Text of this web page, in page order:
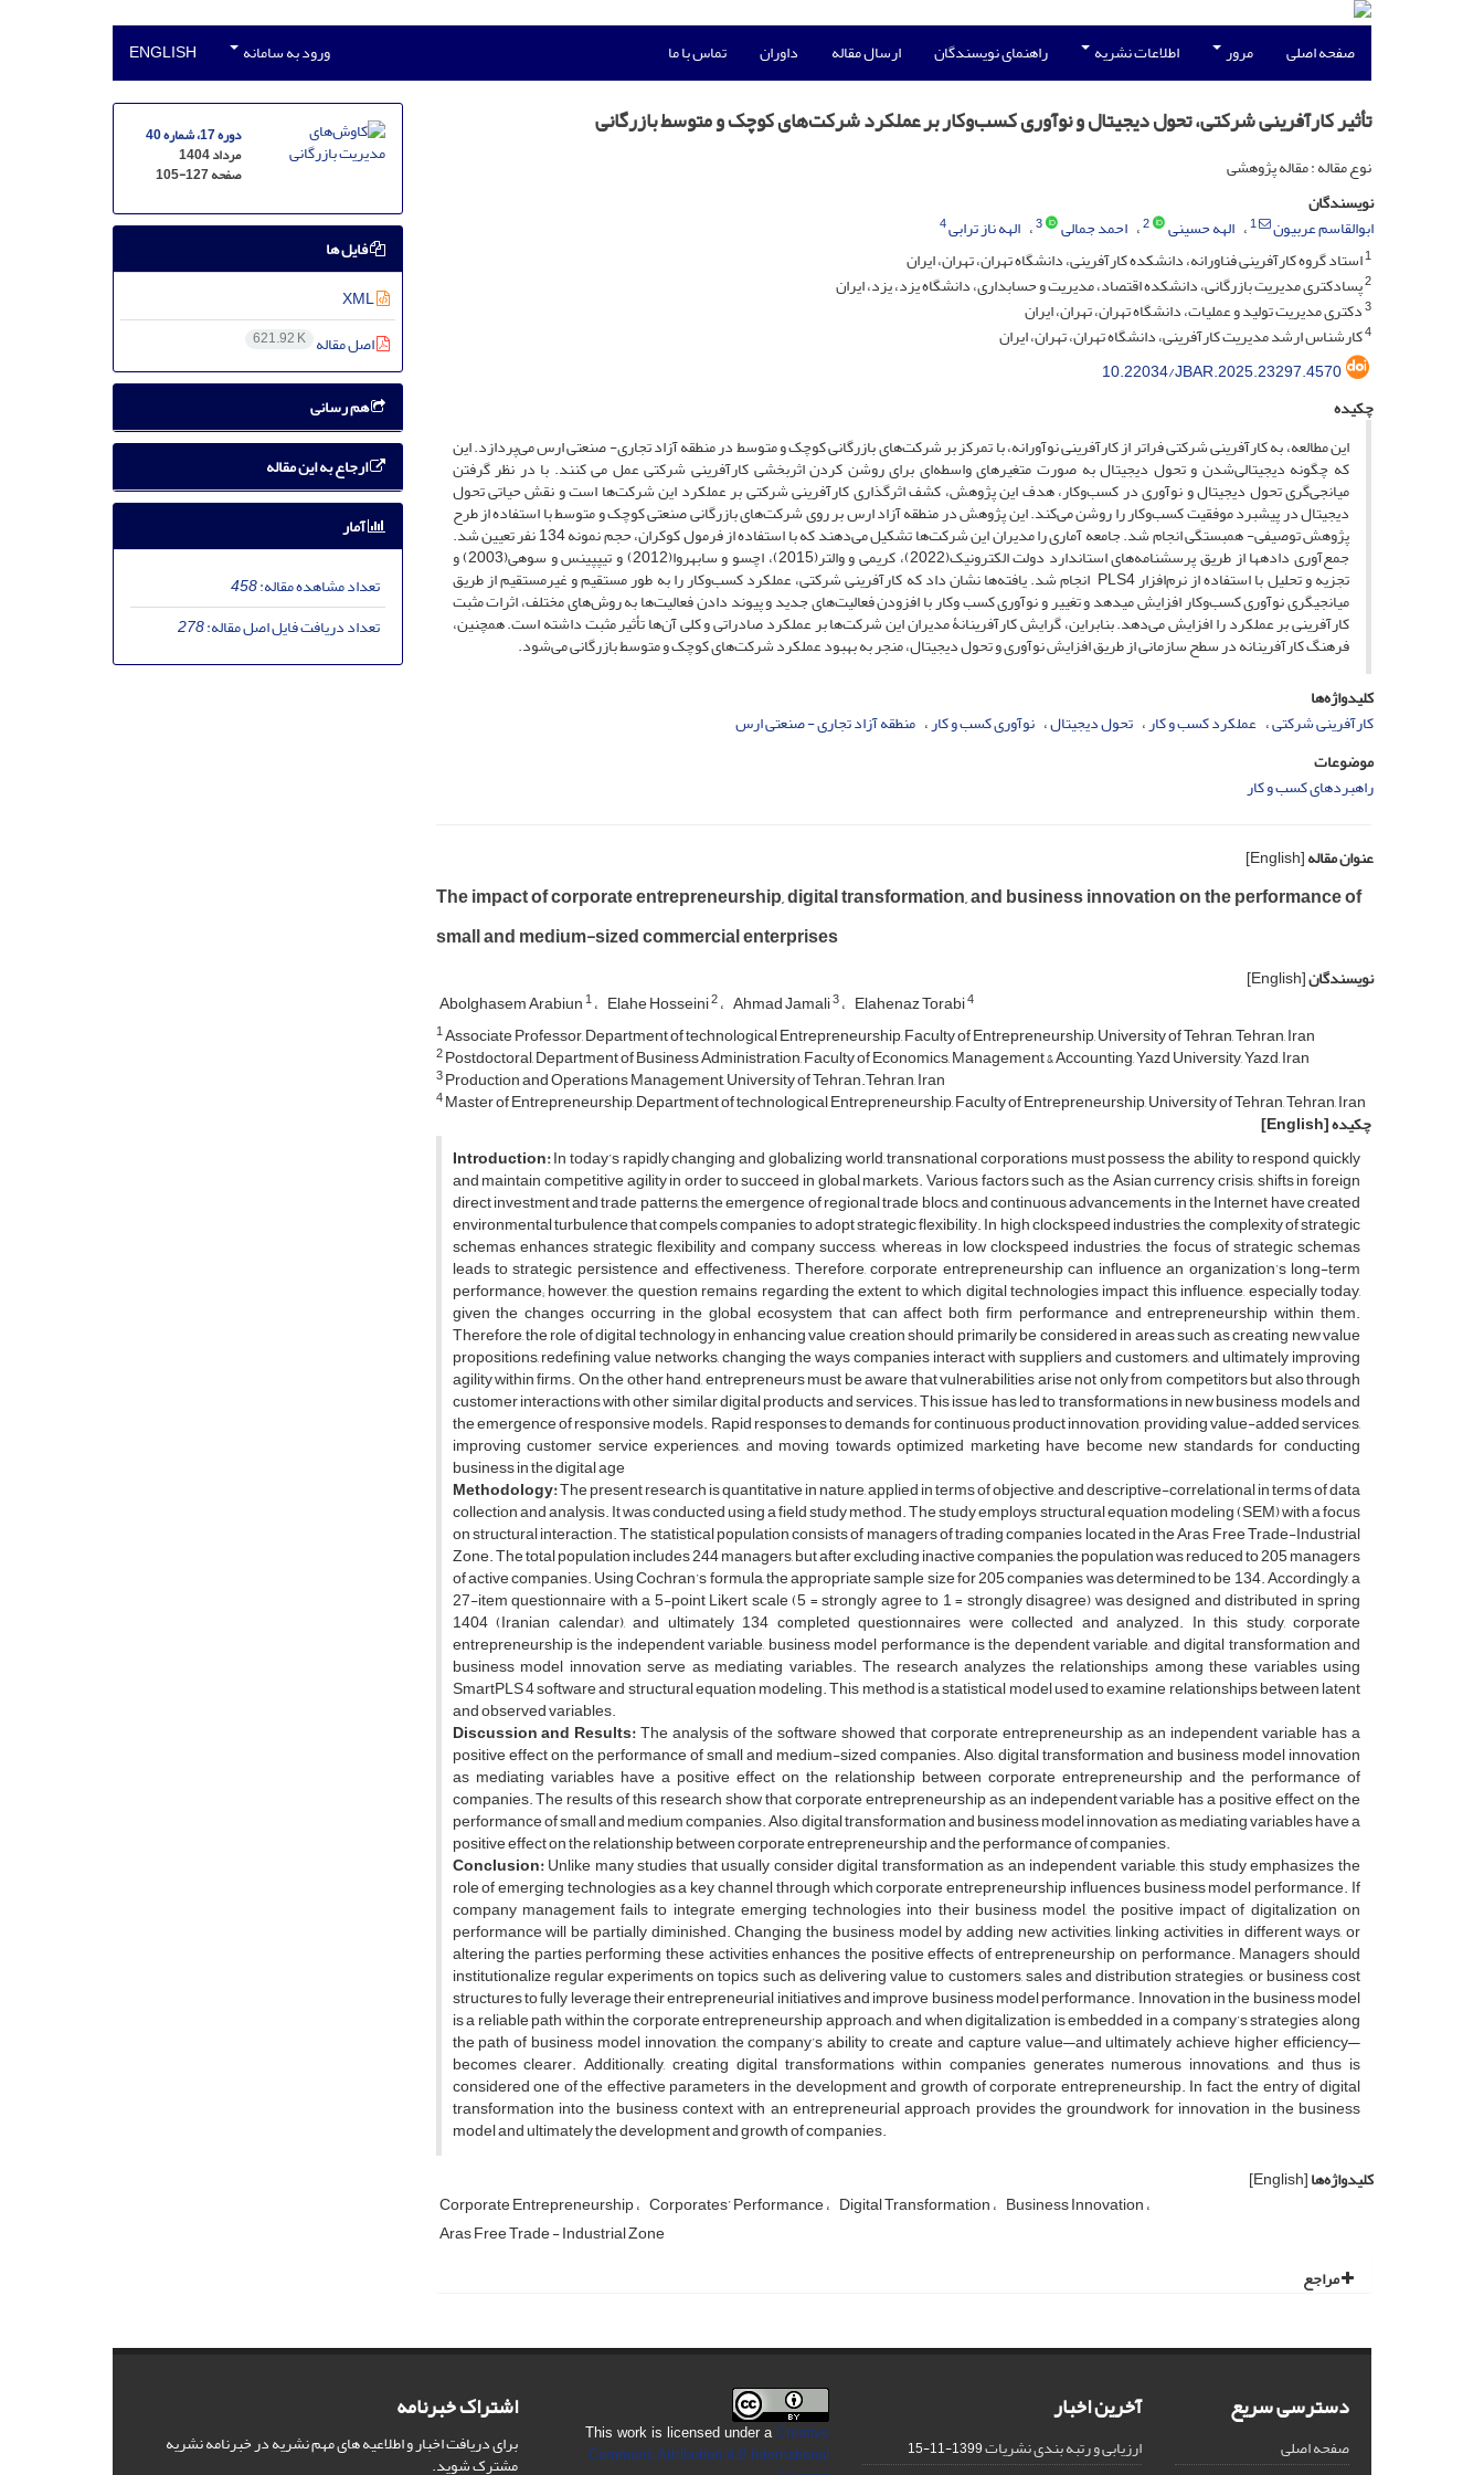
صفحه اصلی مرور اطلاعات نشریه راهنمای نویسندگان ارسال مقاله داوران تماس با ما ورود به سامانه ENGLISH
تأثیر کارآفرینی شرکتی، تحول دیجیتال و نوآوری کسب‌وکار بر عملکرد شرکت‌های کوچک و متوسط بازرگانی
نوع مقاله : مقاله پژوهشی
نویسندگان
ابوالقاسم عربیون
1 الهه حسینی 2 احمد جمالی 3 الهه ناز ترابی4
1استاد گروه کارآفرینی فناورانه، دانشکده کارآفرینی، دانشگاه تهران، تهران، ایران
2پسادکتری مدیریت بازرگانی، دانشکده اقتصاد، مدیریت و حسابداری، دانشگاه یزد، یزد، ایران
3دکتری مدیریت تولید و عملیات، دانشگاه تهران، تهران، ایران
4کارشناس ارشد مدیریت کارآفرینی، دانشگاه تهران، تهران، ایران
10.22034/JBAR.2025.23297.4570
چکیده
این مطالعه، به کارآفرینی شرکتی فراتر از کارآفرینی نوآورانه، با تمرکز بر شرکت‌های بازرگانی کوچک و متوسط ​​در منطقه آزاد تجاری- صنعتی ارس می‌پردازد. این
که چگونه دیجیتالی‌شدن و تحول دیجیتال به صورت متغیرهای واسطه‌ای برای روشن کردن اثربخشی کارآفرینی شرکتی عمل می کنند. با در نظر گرفتن
میانجی‌گری تحول دیجیتال و نوآوری در کسب‌وکار، هدف این پژوهش، کشف اثرگذاری کارآفرینی شرکتی بر عملکرد این شرکت‌ها است و نقش حیاتی تحول
دیجیتال در پیشبرد موفقیت کسب‌وکار را روشن می‌کند. این پژوهش در منطقه آزاد ارس بر روی شرکت‌های بازرگانی صنعتی کوچک و متوسط ​​با استفاده از طرح
پژوهش توصیفی- همبستگی انجام شد. جامعه آماری را مدیران این شرکت‌ها تشکیل می‌دهند که با استفاده از فرمول کوکران، حجم نمونه 134 نفر تعیین شد.
جمع‌آوری‌ دادهها از طریق پرسشنامه­‌های استاندارد دولت الکترونیک(2022)، کریمی و والتر(2015)، اچسو و سابهروا(2012) و تیپپینس و سوهی(2003) و
تجزیه و تحلیل با استفاده از نرم‌افزار PLS4 انجام شد. یافته‌ها نشان داد که کارآفرینی شرکتی، عملکرد کسب‌وکار را به طور مستقیم و غیرمستقیم از طریق
میانجی­گری نوآوری کسب‌وکار افزایش می­دهد و تغییر و نوآوری کسب ­و­کار با افزودن فعالیت‌های جدید و پیوند دادن فعالیت‌ها به روش‌های مختلف، اثرات مثبت
کارآفرینی بر عملکرد را افزایش می‌دهد. بنابراین، گرایش کارآفرینانۀ مدیران این شرکت‌ها بر عملکرد صادراتی و کلی آن‌ها تأثیر مثبت داشته است. همچنین،
فرهنگ کارآفرینانه در سطح سازمانی از طریق افزایش نوآوری و تحول دیجیتال، منجر به بهبود عملکرد شرکت‌های کوچک و متوسط بازرگانی می‌شود.
کلیدواژه‌ها
کارآفرینی شرکتی عملکرد کسب و کار تحول دیجیتال نوآوری کسب و کار منطقه آزاد تجاری - صنعتی ارس
موضوعات
راهبردهای کسب و کار
عنوان مقاله[English]
The impact of corporate entrepreneurship, digital transformation, and business innovation on the performance of
small and medium-sized commercial enterprises
نویسندگان[English]
Abolghasem Arabiun1 Elahe Hosseini2 Ahmad Jamali3 Elahenaz Torabi4
1Associate Professor, Department of technological Entrepreneurship, Faculty of Entrepreneurship, University of Tehran, Tehran, Iran
2Postdoctoral, Department of Business Administration, Faculty of Economics, Management & Accounting, Yazd University, Yazd, Iran
3Production and Operations Management, University of Tehran.Tehran, Iran
4Master of Entrepreneurship, Department of technological Entrepreneurship, Faculty of Entrepreneurship, University of Tehran, Tehran, Iran
چکیده[English]
Introduction:In today’s rapidly changing and globalizing world, transnational corporations must possess the ability to respond quickly
and maintain competitive agility in order to succeed in global markets. Various factors such as the Asian currency crisis, shifts in foreign
direct investment and trade patterns, the emergence of regional trade blocs, and continuous advancements in the Internet have created
environmental turbulence that compels companies to adopt strategic flexibility. In high clockspeed industries, the complexity of strategic
schemas enhances strategic flexibility and company success, whereas in low clockspeed industries, the focus of strategic schemas
leads to strategic persistence and effectiveness. Therefore, corporate entrepreneurship can influence an organization’s long-term
performance; however, the question remains regarding the extent to which digital technologies impact this influence, especially today,
given the changes occurring in the global ecosystem that can affect both firm performance and entrepreneurship within them.
Therefore, the role of digital technology in enhancing value creation should primarily be considered in areas such as creating new value
propositions, redefining value networks, changing the ways companies interact with suppliers and customers, and ultimately improving
agility within firms. On the other hand, entrepreneurs must be aware that vulnerabilities arise not only from competitors but also through
customer interactions with other similar digital products and services. This issue has led to transformations in new business models and
the emergence of responsive models. Rapid responses to demands for continuous product innovation, providing value-added services,
improving customer service experiences, and moving towards optimized marketing have become new standards for conducting
business in the digital age
Methodology:The present research is quantitative in nature, applied in terms of objective, and descriptive-correlational in terms of data
collection and analysis. It was conducted using a field study method. The study employs structural equation modeling (SEM) with a focus
on structural interaction. The statistical population consists of managers of trading companies located in the Aras Free Trade-Industrial
Zone. The total population includes 244 managers, but after excluding inactive companies, the population was reduced to 205 managers
of active companies. Using Cochran’s formula, the appropriate sample size for 205 companies was determined to be 134. Accordingly, a
27-item questionnaire with a 5-point Likert scale (5 = strongly agree to 1 = strongly disagree) was designed and distributed in spring
1404 (Iranian calendar), and ultimately 134 completed questionnaires were collected and analyzed. In this study, corporate
entrepreneurship is the independent variable, business model performance is the dependent variable, and digital transformation and
business model innovation serve as mediating variables. The research analyzes the relationships among these variables using
SmartPLS 4 software and structural equation modeling. This method is a statistical model used to examine relationships between latent
and observed variables.
Discussion and Results:The analysis of the software showed that corporate entrepreneurship as an independent variable has a
positive effect on the performance of small and medium-sized companies. Also, digital transformation and business model innovation
as mediating variables have a positive effect on the relationship between corporate entrepreneurship and the performance of
companies. The results of this research show that corporate entrepreneurship as an independent variable has a positive effect on the
performance of small and medium companies. Also, digital transformation and business model innovation as mediating variables have a
positive effect on the relationship between corporate entrepreneurship and the performance of companies.
Conclusion:Unlike many studies that usually consider digital transformation as an independent variable, this study emphasizes the
role of emerging technologies as a key channel through which corporate entrepreneurship influences business model performance. If
company management fails to integrate emerging technologies into their business model, the positive impact of digitalization on
performance will be partially diminished. Changing the business model by adding new activities, linking activities in different ways, or
altering the parties performing these activities enhances the positive effects of entrepreneurship on performance. Managers should
institutionalize regular experiments on topics such as delivering value to customers, sales and distribution strategies, or business cost
structures to fully leverage their entrepreneurial initiatives and improve business model performance. Innovation in the business model
is a reliable path within the corporate entrepreneurship approach, and when digitalization is embedded in a company’s strategies along
the path of business model innovation, the company’s ability to create and capture value—and ultimately achieve higher efficiency—
becomes clearer. Additionally, creating digital transformations within companies generates numerous innovations, and thus is
considered one of the effective parameters in the development and growth of corporate entrepreneurship. In fact, the entry of digital
transformation into the business context with an entrepreneurial approach provides the groundwork for innovation in the business
model and ultimately the development and growth of companies.
کلیدواژه‌ها[English]
Corporate Entrepreneurship Corporates’ Performance Digital Transformation Business Innovation
Aras Free Trade - Industrial Zone
مراجع
دوره 17، شماره 40
مرداد 1404
صفحه105-127
فایل ها
XML
اصل مقاله 621.92 K
هم رسانی
ارجاع به این مقاله
آمار
تعداد مشاهده مقاله:458
تعداد دریافت فایل اصل مقاله:278
دسترسی سریع
صفحه اصلی
آخرین اخبار
ارزیابی و رتبه بندی نشریات1399-11-15
This work is licensed under aCreative
Commons Attribution 4.0 International
اشتراک خبرنامه
برای دریافت اخبار و اطلاعیه های مهم نشریه در خبرنامه نشریه
مشترک شوید.